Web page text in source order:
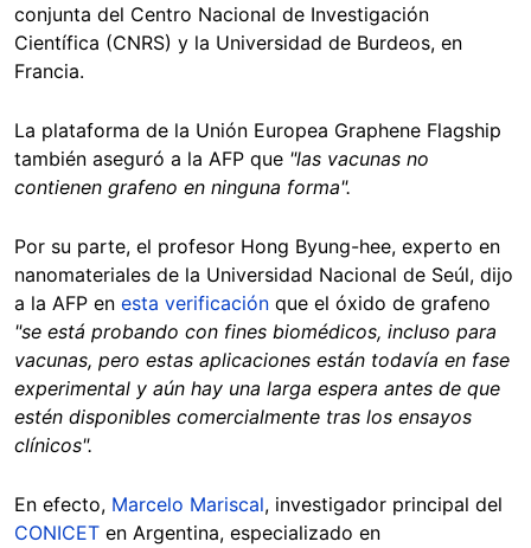
conjunta del Centro Nacional de Investigación
Científica (CNRS) y la Universidad de Burdeos, en
Francia.
La plataforma de la Unión Europea Graphene Flagship
también aseguró a la AFP que "las vacunas no
contienen grafeno en ninguna forma".
Por su parte, el profesor Hong Byung-hee, experto en
nanomateriales de la Universidad Nacional de Seúl, dijo
a la AFP en esta verificación que el óxido de grafeno
"se está probando con fines biomédicos, incluso para
vacunas, pero estas aplicaciones están todavía en fase
experimental y aún hay una larga espera antes de que
estén disponibles comercialmente tras los ensayos
clínicos".
En efecto, Marcelo Mariscal, investigador principal del
CONICET en Argentina, especializado en